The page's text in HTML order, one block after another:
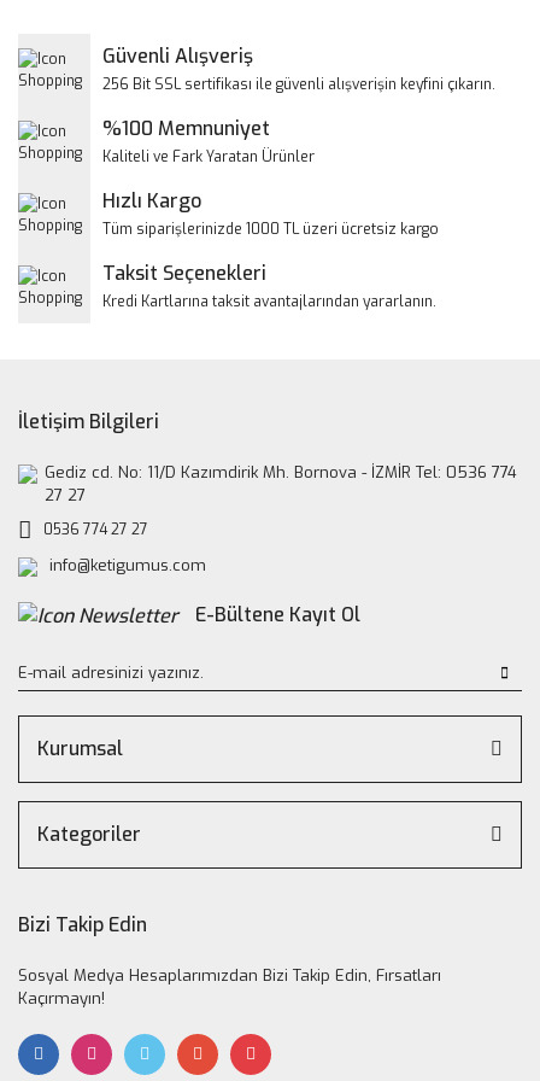
Yorum Yaz
Ürün resmi kalitesiz, bozuk veya görüntülenemiyor.
Ürün bilgilerinde hatalar bulunuyor.
Bu ürüne benzer farklı alternatifler olmalı.
Güvenli Alışveriş
256 Bit SSL sertifikası ile güvenli alışverişin keyfini çıkarın.
%100 Memnuniyet
Kaliteli ve Fark Yaratan Ürünler
Hızlı Kargo
Tüm siparişlerinizde 1000 TL üzeri ücretsiz kargo
Taksit Seçenekleri
Kredi Kartlarına taksit avantajlarından yararlanın.
İletişim Bilgileri
Gediz cd. No: 11/D Kazımdirik Mh. Bornova - İZMİR Tel: 0536 774
27 27
0536 774 27 27
info@ketigumus.com
E-Bültene Kayıt Ol
Kurumsal
Kategoriler
Bizi Takip Edin
Sosyal Medya Hesaplarımızdan Bizi Takip Edin, Fırsatları
Kaçırmayın!